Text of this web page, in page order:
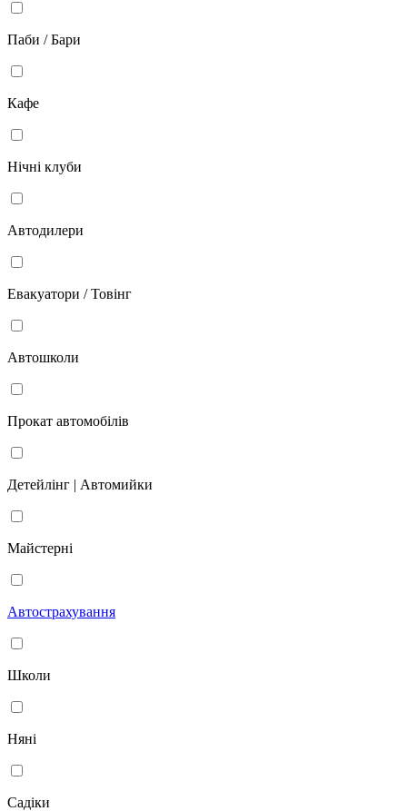
Паби / Бари
Кафе
Нічні клуби
Автодилери
Евакуатори / Товінг
Автошколи
Прокат автомобілів
Детейлінг | Автомийки
Майстерні
Автострахування
Школи
Няні
Садіки